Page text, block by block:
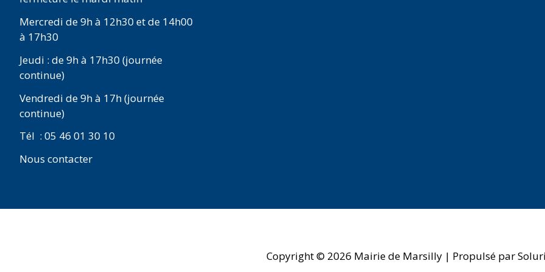
Mercredi de 9h à 12h30 et de 14h00
à 17h30
Jeudi : de 9h à 17h30 (journée
continue)
Vendredi de 9h à 17h (journée
continue)
Tél : 05 46 01 30 10
Nous contacter
Copyright © 2026 Mairie de Marsilly | Propulsé par